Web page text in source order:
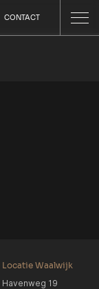
CONTACT
Locatie Waalwijk
Havenweg 19